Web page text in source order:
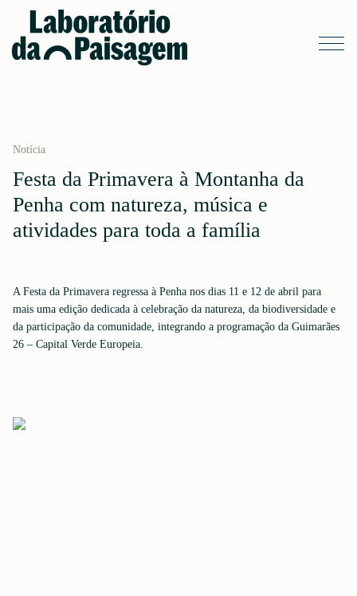
Notícia
Festa da Primavera à Montanha da
Penha com natureza, música e
atividades para toda a família
A Festa da Primavera regressa à Penha nos dias 11 e 12 de abril para
mais uma edição dedicada à celebração da natureza, da biodiversidade e
da participação da comunidade, integrando a programação da Guimarães
26 – Capital Verde Europeia.